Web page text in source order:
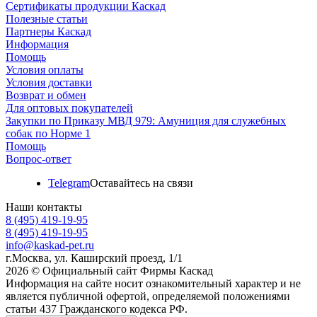
Сертификаты продукции Каскад
Полезные статьи
Партнеры Каскад
Информация
Помощь
Условия оплаты
Условия доставки
Возврат и обмен
Для оптовых покупателей
Закупки по Приказу МВД 979: Амуниция для служебных
собак по Норме 1
Помощь
Вопрос-ответ
TelegramОставайтесь на связи
Наши контакты
8 (495) 419-19-95
8 (495) 419-19-95
info@kaskad-pet.ru
г.Москва, ул. Каширский проезд, 1/1
2026 © Официальный сайт Фирмы Каскад
Информация на сайте носит ознакомительный характер и не
является публичной офертой, определяемой положениями
статьи 437 Гражданского кодекса РФ.